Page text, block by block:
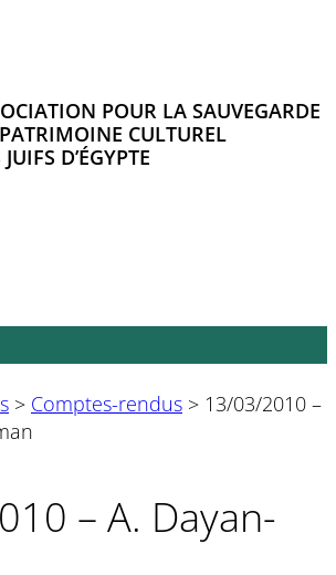
POUR LA SAUVEGARDE
CULTUREL
JUIFS D’ÉGYPTE
> Comptes-rendus > 13/03/2010 –
– A. Dayan-